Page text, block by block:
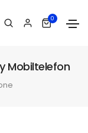
0
Mobiltelefon